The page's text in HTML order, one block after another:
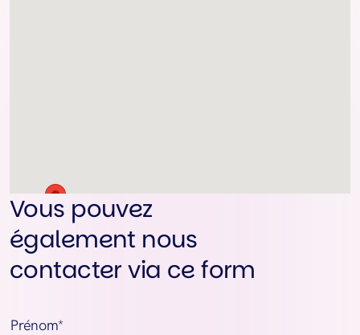
Vous pouvez
également nous
contacter via ce form
Prénom*